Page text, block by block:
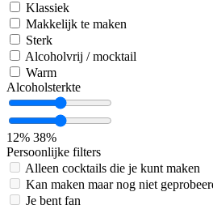
Klassiek
Makkelijk te maken
Sterk
Alcoholvrij / mocktail
Warm
Alcoholsterkte
12% 38%
Persoonlijke filters
Alleen cocktails die je kunt maken
Kan maken maar nog niet
Je bent fan